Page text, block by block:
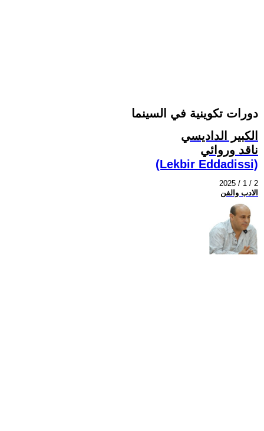
دورات تكوينية في السينما
الكبير الداديسي
ناقد وروائي
(Lekbir Eddadissi)
2025 / 1 / 2
الادب والفن